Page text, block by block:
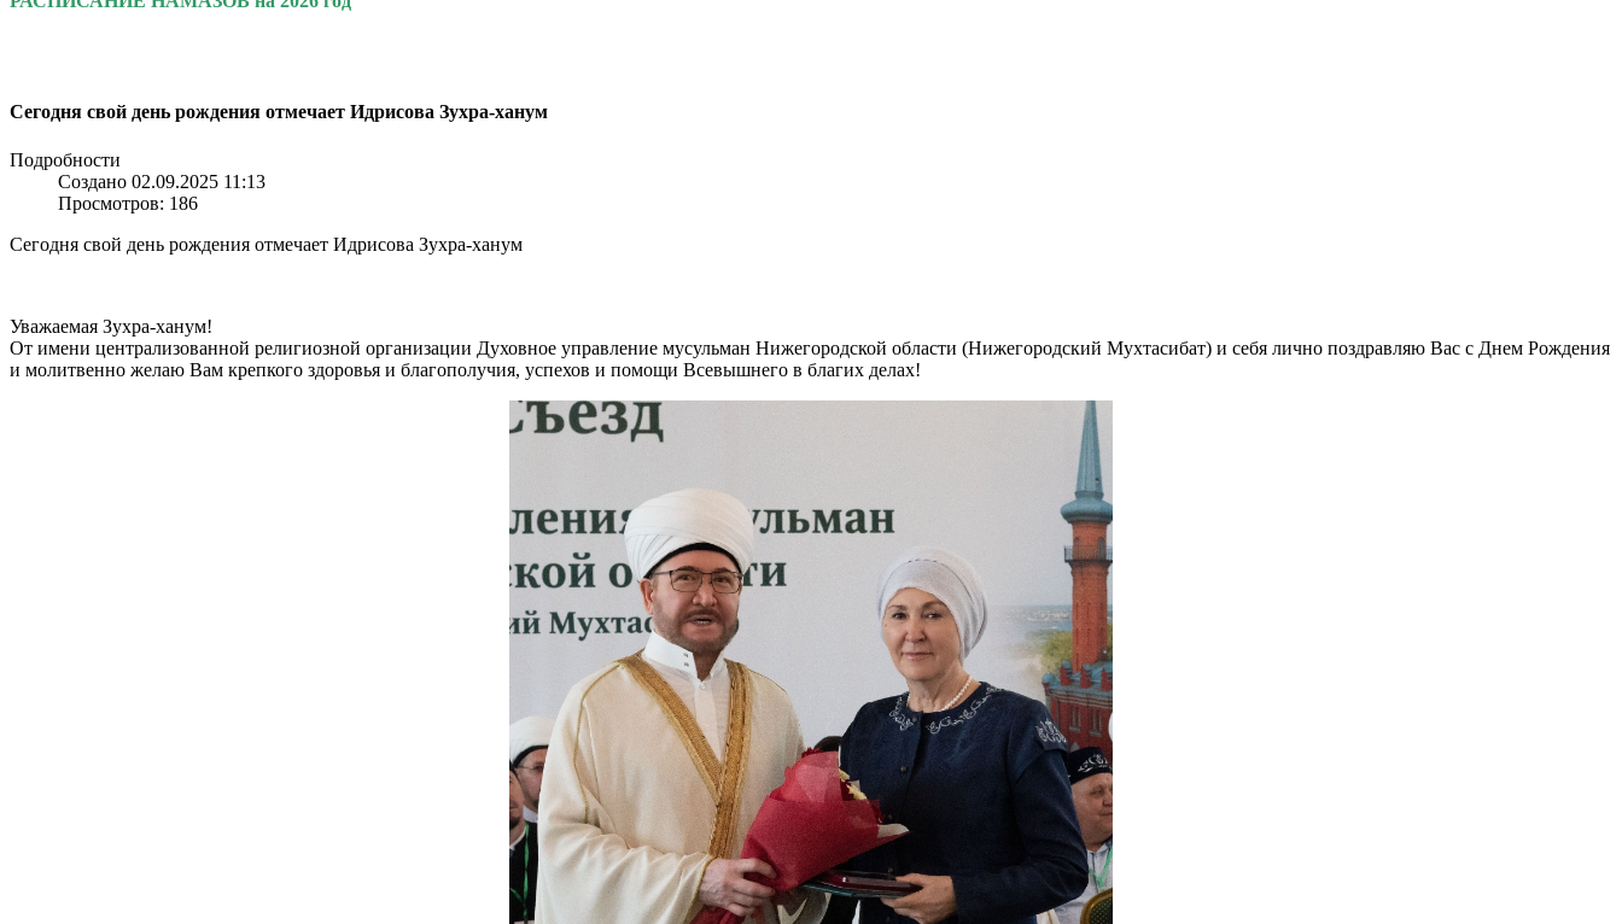
Сегодня свой день рождения отмечает Идрисова Зухра-ханум
Подробности
Создано 02.09.2025 11:13
Просмотров: 186
Сегодня свой день рождения отмечает Идрисова Зухра-ханум
Уважаемая Зухра-ханум!
От имени централизованной религиозной организации Духовное управление мусульман Нижегородской области (Нижегородский Мухтасибат) и себя лично поздравляю Вас с Днем Рождения
и молитвенно желаю Вам крепкого здоровья и благополучия, успехов и помощи Всевышнего в благих делах!